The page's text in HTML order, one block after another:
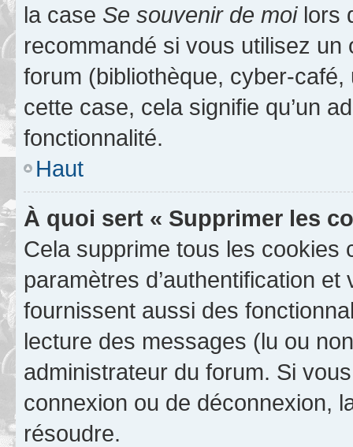
la case Se souvenir de moilors
recommandé si vous utilisez
forum (bibliothèque, cyber-
cette case, cela signifie qu’un
fonctionnalité.
Haut
À quoi sert « Supprimer les
Cela supprime tous les cookies
paramètres d’authentification
fournissent aussi des
lecture des messages (lu ou
administrateur du forum. Si
connexion ou de déconnexion,
résoudre.